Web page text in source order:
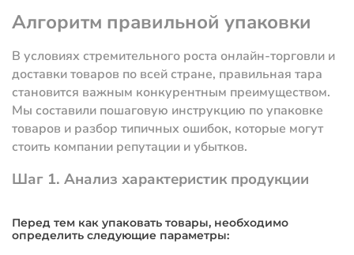
Алгоритм правильной упаковки
В условиях стремительного роста онлайн-торговли и
доставки товаров по всей стране, правильная тара
становится важным конкурентным преимуществом.
Мы составили пошаговую инструкцию по упаковке
товаров и разбор типичных ошибок, которые могут
стоить компании репутации и убытков.
Шаг 1. Анализ характеристик продукции
Перед тем как упаковать товары, необходимо
определить следующие параметры: